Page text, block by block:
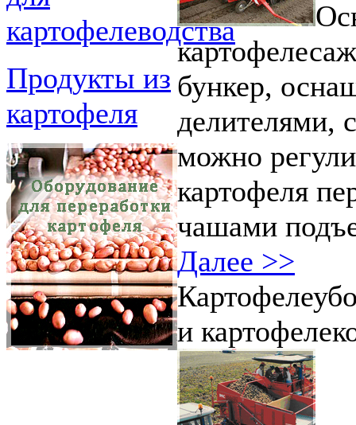
картофелеводства
Продукты из
картофеля
бункер,
делителями,
можно
картофеля
чашами
Далее >>
и